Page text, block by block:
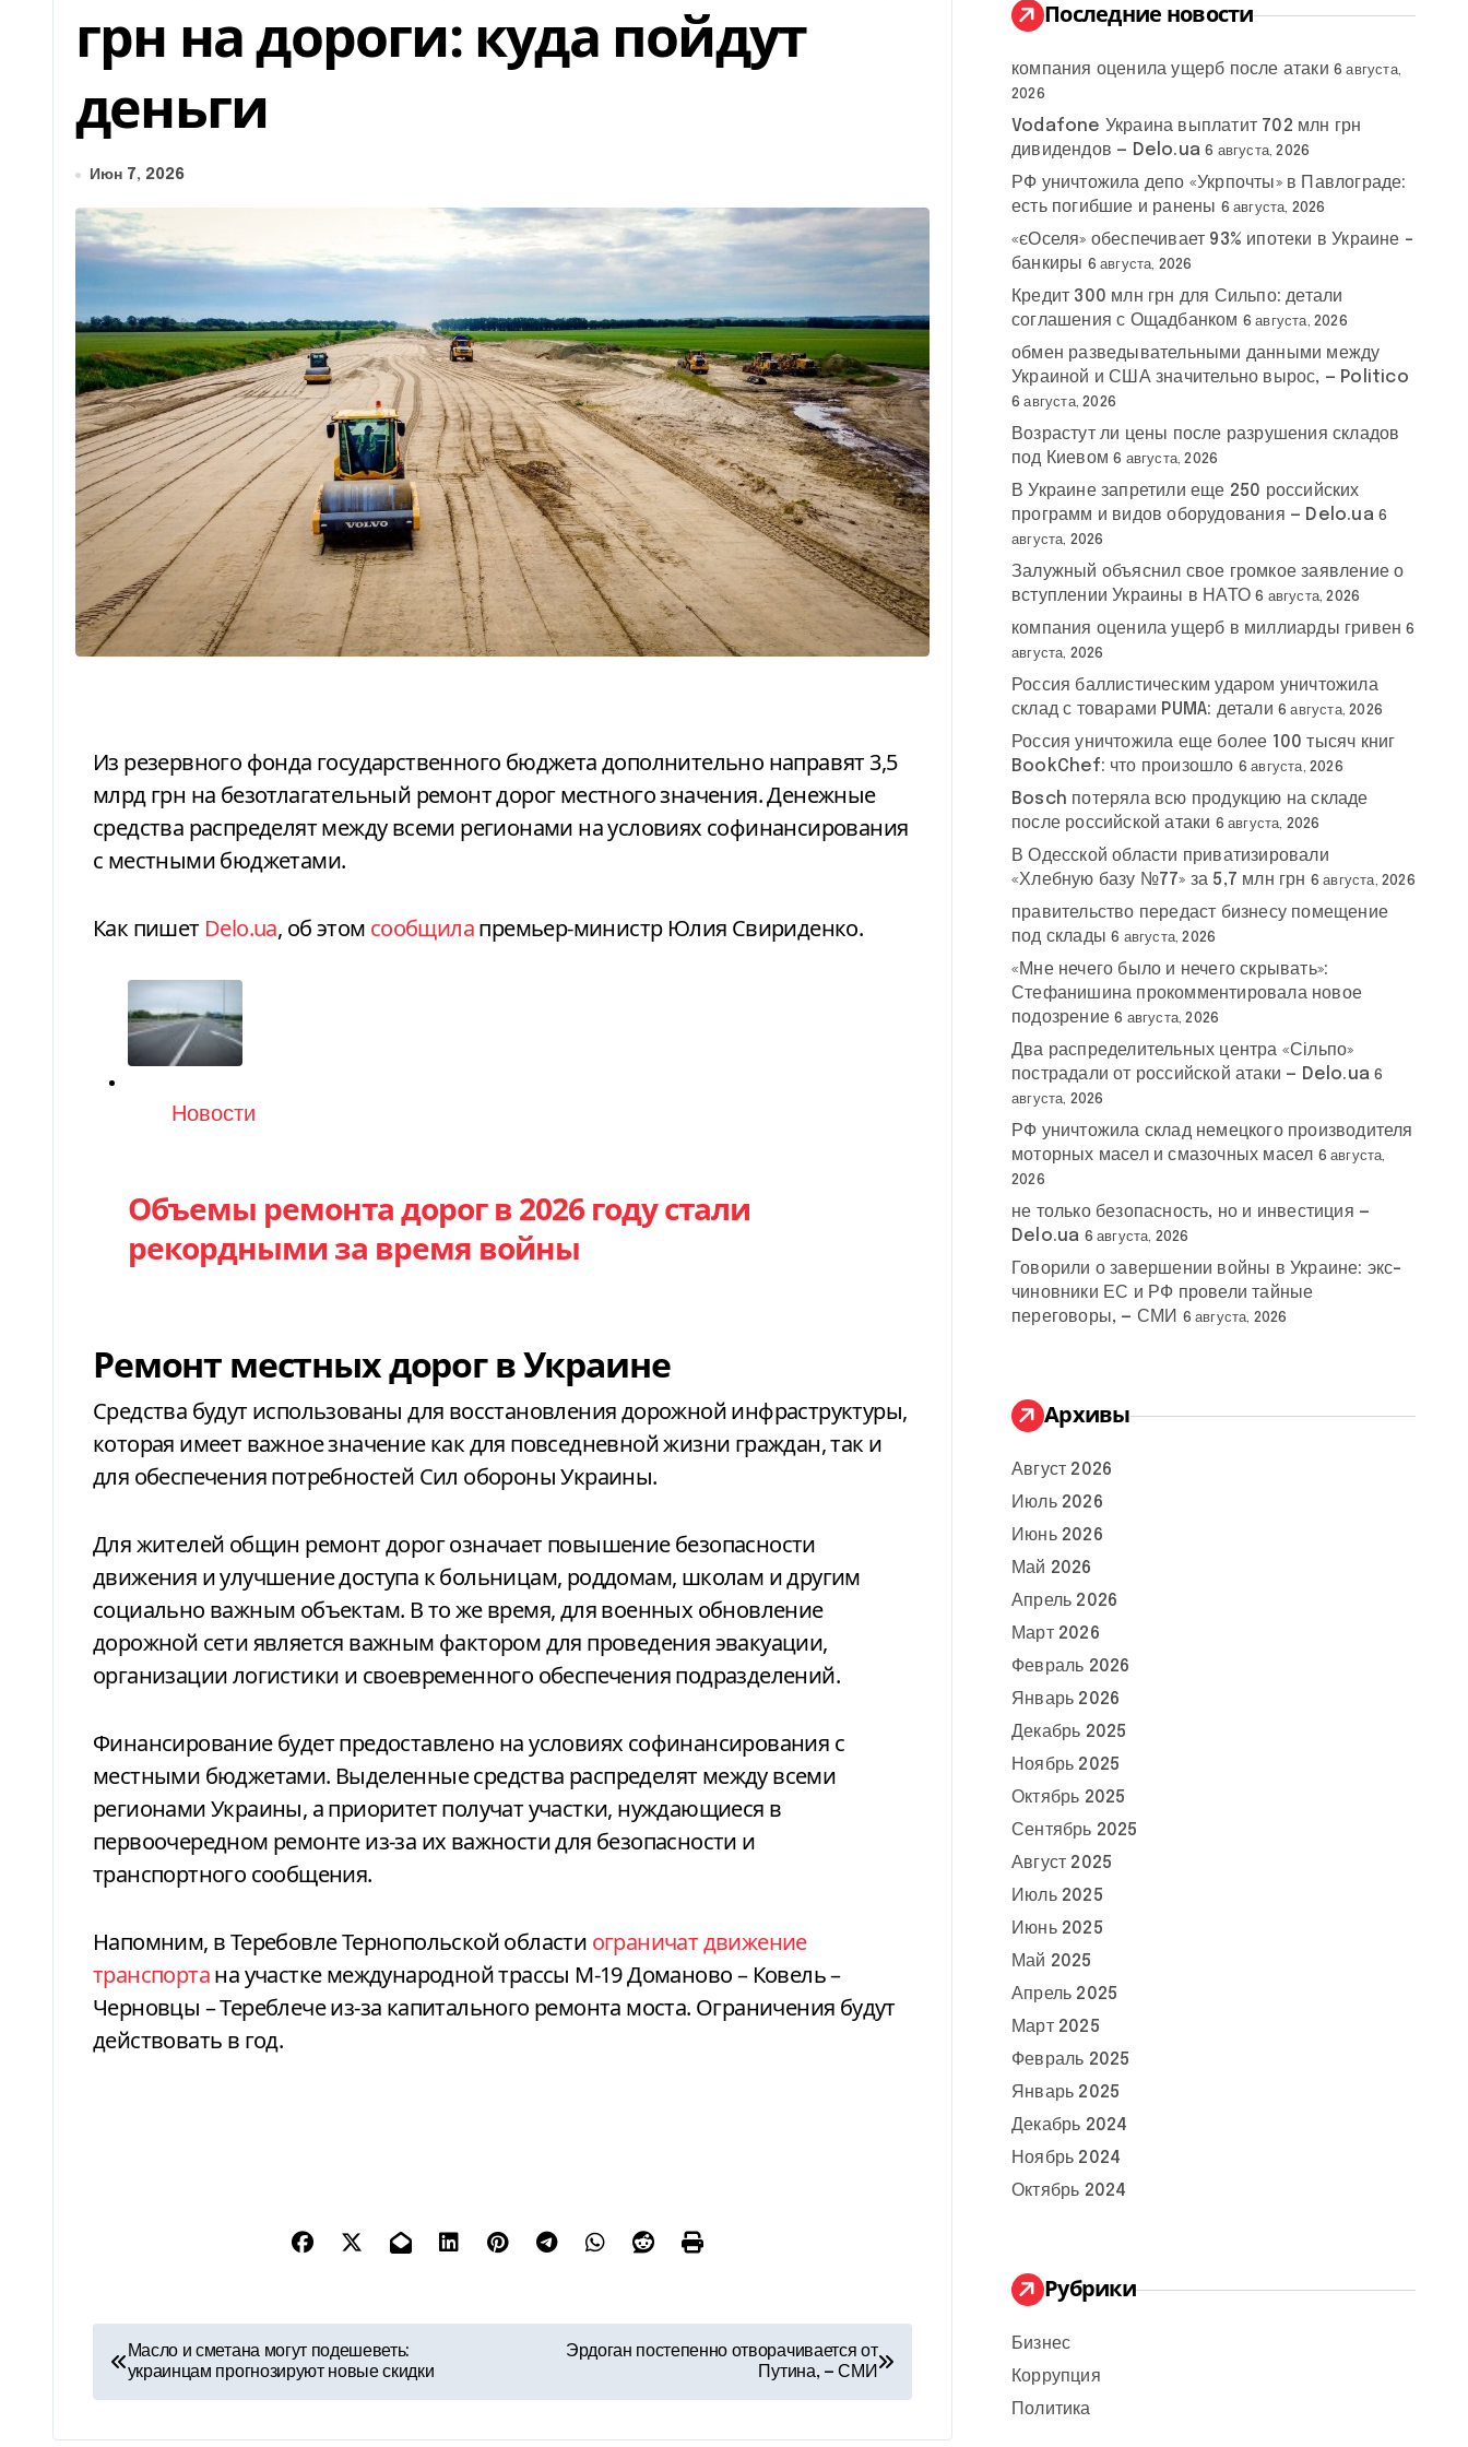
грн на дороги: куда пойдут
деньги
Июн 7, 2026
Из резервного фонда государственного бюджета дополнительно направят 3,5
млрд грн на безотлагательный ремонт дорог местного значения. Денежные
средства распределят между всеми регионами на условиях софинансирования
с местными бюджетами.
Как пишет Delo.ua, об этом сообщилапремьер-министр Юлия Свириденко.
Категория
Новости
Объемы ремонта дорог в 2026 году стали
рекордными за время войны
Ремонт местных дорог в Украине
Средства будут использованы для восстановления дорожной инфраструктуры,
которая имеет важное значение как для повседневной жизни граждан, так и
для обеспечения потребностей Сил обороны Украины.
Для жителей общин ремонт дорог означает повышение безопасности
движения и улучшение доступа к больницам, роддомам, школам и другим
социально важным объектам. В то же время, для военных обновление
дорожной сети является важным фактором для проведения эвакуации,
организации логистики и своевременного обеспечения подразделений.
Финансирование будет предоставлено на условиях софинансирования с
местными бюджетами. Выделенные средства распределят между всеми
регионами Украины, а приоритет получат участки, нуждающиеся в
первоочередном ремонте из-за их важности для безопасности и
транспортного сообщения.
Напомним, в Теребовле Тернопольской области ограничат движение
транспортана участке международной трассы М-19 Доманово – Ковель –
Черновцы – Тереблече из-за капитального ремонта моста. Ограничения будут
действовать в год.
Н
а
в
Масло и сметана могут подешеветь:
украинцам прогнозируют новые скидки
Эрдоган постепенно отворачивается от
Путина, — СМИ
:
Последние новости
компания оценила ущерб после атаки 6 августа,
2026
Vodafone Украина выплатит 702 млн грн
дивидендов — Delo.ua 6 августа, 2026
РФ уничтожила депо «Укрпочты» в Павлограде:
есть погибшие и ранены 6 августа, 2026
«єОселя» обеспечивает 93% ипотеки в Украине –
банкиры 6 августа, 2026
Кредит 300 млн грн для Сильпо: детали
соглашения с Ощадбанком 6 августа, 2026
обмен разведывательными данными между
Украиной и США значительно вырос, — Politico
6 августа, 2026
Возрастут ли цены после разрушения складов
под Киевом 6 августа, 2026
В Украине запретили еще 250 российских
программ и видов оборудования — Delo.ua 6
августа, 2026
Залужный объяснил свое громкое заявление о
вступлении Украины в НАТО 6 августа, 2026
компания оценила ущерб в миллиарды гривен 6
августа, 2026
Россия баллистическим ударом уничтожила
склад с товарами PUMA: детали 6 августа, 2026
Россия уничтожила еще более 100 тысяч книг
BookChef: что произошло 6 августа, 2026
Bosch потеряла всю продукцию на складе
после российской атаки 6 августа, 2026
В Одесской области приватизировали
«Хлебную базу №77» за 5,7 млн грн 6 августа, 2026
правительство передаст бизнесу помещение
под склады 6 августа, 2026
«Мне нечего было и нечего скрывать»:
Стефанишина прокомментировала новое
подозрение 6 августа, 2026
Два распределительных центра «Сільпо»
пострадали от российской атаки — Delo.ua 6
августа, 2026
РФ уничтожила склад немецкого производителя
моторных масел и смазочных масел 6 августа,
2026
не только безопасность, но и инвестиция —
Delo.ua 6 августа, 2026
Говорили о завершении войны в Украине: экс-
чиновники ЕС и РФ провели тайные
переговоры, — СМИ
6 августа, 2026
Архивы
Август 2026
Июль 2026
Июнь 2026
Май 2026
Апрель 2026
Март 2026
Февраль 2026
Январь 2026
Декабрь 2025
Ноябрь 2025
Октябрь 2025
Сентябрь 2025
Август 2025
Июль 2025
Июнь 2025
Май 2025
Апрель 2025
Март 2025
Февраль 2025
Январь 2025
Декабрь 2024
Ноябрь 2024
Октябрь 2024
Рубрики
Бизнес
Коррупция
Политика